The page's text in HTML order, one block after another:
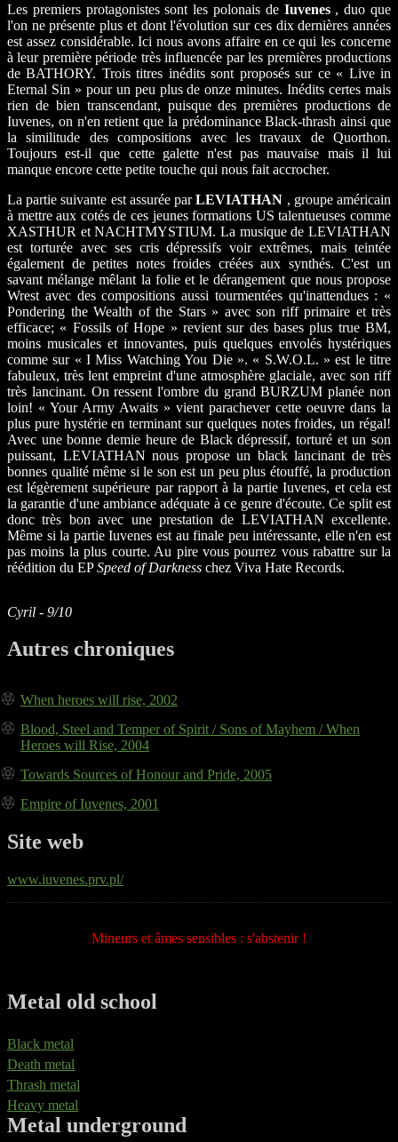
Les premiers protagonistes sont les polonais de Iuvenes, duo que
l'on ne présente plus et dont l'évolution sur ces dix dernières années
est assez considérable. Ici nous avons affaire en ce qui les concerne
à leur première période très influencée par les premières productions
de BATHORY. Trois titres inédits sont proposés sur ce « Live in
Eternal Sin » pour un peu plus de onze minutes. Inédits certes mais
rien de bien transcendant, puisque des premières productions de
Iuvenes, on n'en retient que la prédominance Black-thrash ainsi que
la similitude des compositions avec les travaux de Quorthon.
Toujours est-il que cette galette n'est pas mauvaise mais il lui
manque encore cette petite touche qui nous fait accrocher.
La partie suivante est assurée parLEVIATHAN , groupe américain
à mettre aux cotés de ces jeunes formations US talentueuses comme
XASTHUR et NACHTMYSTIUM. La musique de LEVIATHAN
est torturée avec ses cris dépressifs voir extrêmes, mais teintée
également de petites notes froides créées aux synthés. C'est un
savant mélange mêlant la folie et le dérangement que nous propose
Wrest avec des compositions aussi tourmentées qu'inattendues : «
Pondering the Wealth of the Stars » avec son riff primaire et très
efficace; « Fossils of Hope » revient sur des bases plus true BM,
moins musicales et innovantes, puis quelques envolés hystériques
comme sur « I Miss Watching You Die ». « S.W.O.L. » est le titre
fabuleux, très lent empreint d'une atmosphère glaciale, avec son riff
très lancinant. On ressent l'ombre du grand BURZUM planée non
loin! « Your Army Awaits » vient parachever cette oeuvre dans la
plus pure hystérie en terminant sur quelques notes froides, un régal!
Avec une bonne demie heure de Black dépressif, torturé et un son
puissant, LEVIATHAN nous propose un black lancinant de très
bonnes qualité même si le son est un peu plus étouffé, la production
est légèrement supérieure par rapport à la partie Iuvenes, et cela est
la garantie d'une ambiance adéquate à ce genre d'écoute. Ce split est
donc très bon avec une prestation de LEVIATHAN excellente.
Même si la partie Iuvenes est au finale peu intéressante, elle n'en est
pas moins la plus courte. Au pire vous pourrez vous rabattre sur la
réédition du EPSpeed of Darkness chez Viva Hate Records.
Cyril - 9/10
Autres chroniques
When heroes will rise, 2002
Blood, Steel and Temper of Spirit / Sons of Mayhem / When
Heroes will Rise, 2004
Towards Sources of Honour and Pride, 2005
Empire of Iuvenes, 2001
Site web
www.iuvenes.prv.pl/
Mineurs et âmes sensibles : s'abstenir !
Metal old school
Black metal
Death metal
Thrash metal
Heavy metal
Metal underground